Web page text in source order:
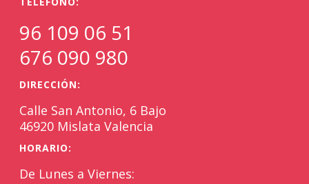
96 109 06 51
676 090 980
DIRECCIÓN:
Calle San Antonio, 6 Bajo
46920 Mislata Valencia
HORARIO:
De Lunes a Viernes: